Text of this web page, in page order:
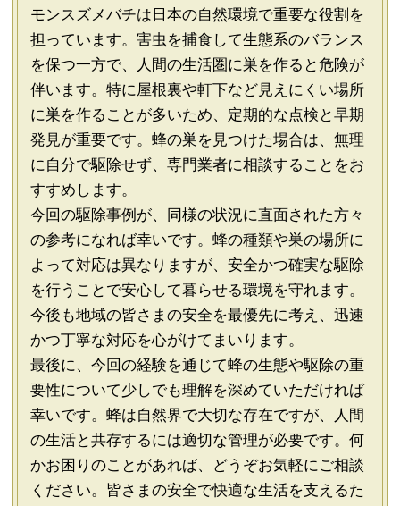
モンスズメバチは日本の自然環境で重要な役割を
担っています。害虫を捕食して生態系のバランス
を保つ一方で、人間の生活圏に巣を作ると危険が
伴います。特に屋根裏や軒下など見えにくい場所
に巣を作ることが多いため、定期的な点検と早期
発見が重要です。蜂の巣を見つけた場合は、無理
に自分で駆除せず、専門業者に相談することをお
すすめします。
今回の駆除事例が、同様の状況に直面された方々
の参考になれば幸いです。蜂の種類や巣の場所に
よって対応は異なりますが、安全かつ確実な駆除
を行うことで安心して暮らせる環境を守れます。
今後も地域の皆さまの安全を最優先に考え、迅速
かつ丁寧な対応を心がけてまいります。
最後に、今回の経験を通じて蜂の生態や駆除の重
要性について少しでも理解を深めていただければ
幸いです。蜂は自然界で大切な存在ですが、人間
の生活と共存するには適切な管理が必要です。何
かお困りのことがあれば、どうぞお気軽にご相談
ください。皆さまの安全で快適な生活を支えるた